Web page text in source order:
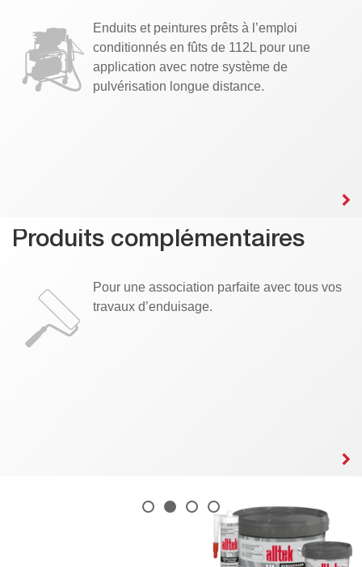
Enduits et peintures prêts à l’emploi
conditionnés en fûts de 112L pour une
application avec notre système de
pulvérisation longue distance.
Produits complémentaires
Pour une association parfaite avec tous vos
travaux d’enduisage.